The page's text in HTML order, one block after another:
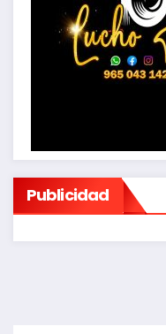
Publicidad